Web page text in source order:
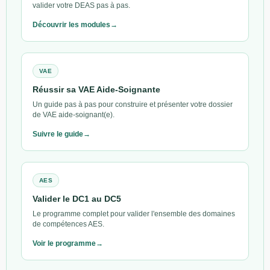
valider votre DEAS pas à pas.
Découvrir les modules
VAE
Réussir sa VAE Aide-Soignante
Un guide pas à pas pour construire et présenter votre dossier
de VAE aide-soignant(e).
Suivre le guide
AES
Valider le DC1 au DC5
Le programme complet pour valider l'ensemble des domaines
de compétences AES.
Voir le programme